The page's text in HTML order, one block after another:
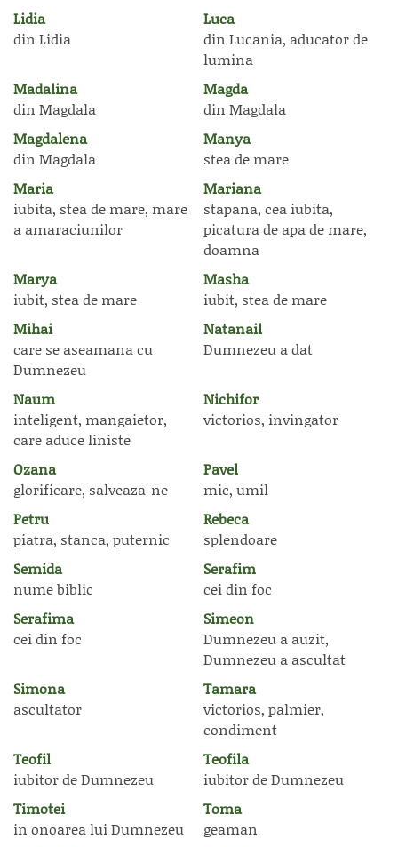
Lidia
din Lidia
Luca
din Lucania, aducator de
lumina
Madalina
din Magdala
Magda
din Magdala
Magdalena
din Magdala
Manya
stea de mare
Maria
iubita, stea de mare, mare
a amaraciunilor
Mariana
stapana, cea iubita,
picatura de apa de mare,
doamna
Marya
iubit, stea de mare
Masha
iubit, stea de mare
Mihai
care se aseamana cu
Dumnezeu
Natanail
Dumnezeu a dat
Naum
inteligent, mangaietor,
care aduce liniste
Nichifor
victorios, invingator
Ozana
glorificare, salveaza-ne
Pavel
mic, umil
Petru
piatra, stanca, puternic
Rebeca
splendoare
Semida
nume biblic
Serafim
cei din foc
Serafima
cei din foc
Simeon
Dumnezeu a auzit,
Dumnezeu a ascultat
Simona
ascultator
Tamara
victorios, palmier,
condiment
Teofil
iubitor de Dumnezeu
Teofila
iubitor de Dumnezeu
Timotei
in onoarea lui Dumnezeu
Toma
geaman